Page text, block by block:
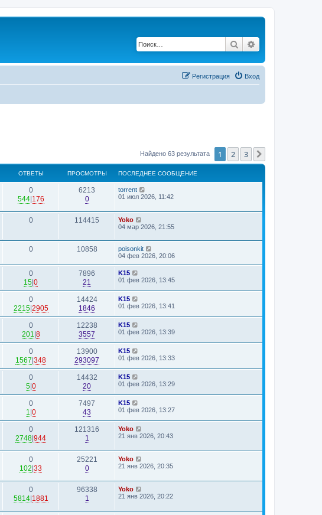
Поиск
Вход
Регистрация
Найдено 63 результата 1 2 3
ОТВЕТЫ ПРОСМОТРЫ ПОСЛЕДНЕЕ СООБЩЕНИЕ
0
544| 176
6213
0
torrent
01 июл 2026, 11:42
0 114415
Yoko
04 мар 2026, 21:55
0 10858
poisonkit
04 фев 2026, 20:06
0
15 0
7896
21
K15
01 фев 2026, 13:45
0
2215| 2905
14424
1846
K15
01 фев 2026, 13:41
0
201 8
12238
3557
K15
01 фев 2026, 13:39
0
1567 348
13900
293097
K15
01 фев 2026, 13:33
0
5| 0
14432
20
K15
01 фев 2026, 13:29
0
1 0
7497
43
K15
01 фев 2026, 13:27
0
2748 944
121316
1
Yoko
21 янв 2026, 20:43
0
102 33
25221
0
Yoko
21 янв 2026, 20:35
0
5814| 1881
96338
1
Yoko
21 янв 2026, 20:22